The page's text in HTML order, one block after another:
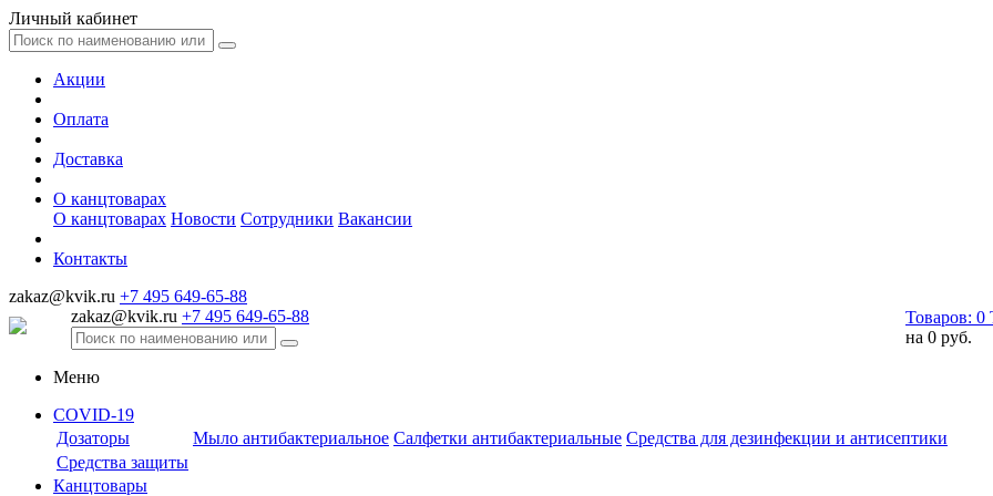
Личный кабинет
Акции
Оплата
Доставка
О канцтоварах
О канцтоварах Новости Сотрудники Вакансии
Контакты
zakaz@kvik.ru +7 495 649-65-88
zakaz@kvik.ru +7 495 649-65-88 Товаров: 0
на 0 руб.
Меню
COVID-19
Дозаторы
Мыло антибактериальное Салфетки антибактериальные Средства для дезинфекции и антисептики
Средства защиты
Канцтовары